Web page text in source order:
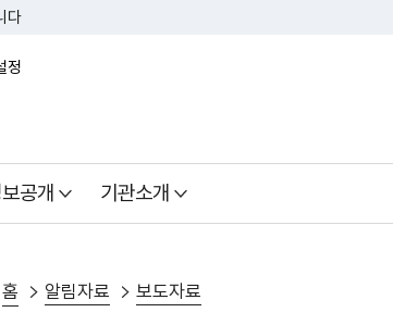
다
정
공개 기관소개
홈 알림자료 보도자료